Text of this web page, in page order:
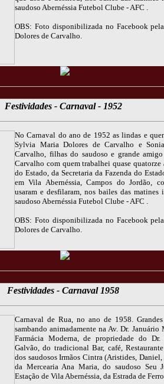
saudoso Abernéssia Futebol Clube - AFC .
OBS: Foto disponibilizada no Facebook
Dolores de Carvalho.
Festividades - Carnaval - 1952
No Carnaval do ano de 1952 as lindas e
Sylvia Maria Dolores de Carvalho e
Carvalho, filhas do saudoso e grande
Carvalho com quem trabalhei quase quatorze
do Estado, da Secretaria da Fazenda do
em Vila Abernéssia, Campos do Jordão,
usaram e desfilaram, nos bailes das matines
saudoso Abernéssia Futebol Clube - AFC .
OBS: Foto disponibilizada no Facebook
Dolores de Carvalho.
Festividades - Carnaval 1958
Carnaval de Rua, no ano de 1958.
sambando animadamente na Av. Dr.
Farmácia Moderna, de propriedade do Dr.
Galvão, do tradicional Bar, café,
dos saudosos Irmãos Cintra (Aristides,
da Mercearia Ana Maria, do saudoso Seu
Estação de Vila Abernéssia, da Estrada de